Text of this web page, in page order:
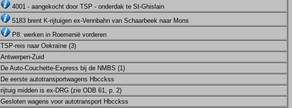
4001 - aangekocht door TSP - onderdak te St-Ghislain
5183 brent K-rijtuigen ex-Vennbahn van Schaarbeek naar Mons
P8: werken in Roemenië vorderen
TSP-reis naar Oekraïne (3)
Antwerpen-Zuid
De Auto-Couchette-Express bij de NMBS (1)
De eerste autotransportwagens Hbcckss
rijtuig midden is ex-DRG (zie ODB 61, p. 2)
Gesloten wagens voor autotransport Hbcckss